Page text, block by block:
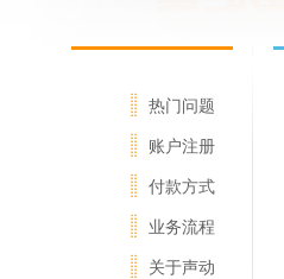
热门问题
账户注册
付款方式
业务流程
关于声动